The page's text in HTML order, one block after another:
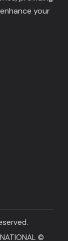
your
©